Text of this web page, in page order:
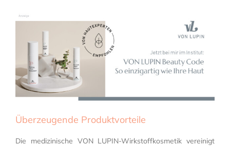
Überzeugende Produktvorteile
Die medizinische VON LUPIN-Wirkstoffkosmetik vereinigt